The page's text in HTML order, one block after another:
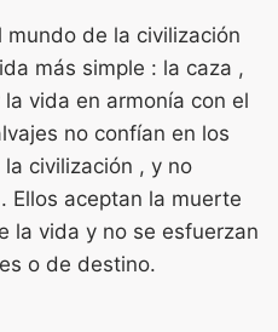
mundo de la civilización
más simple : la caza ,
vida en armonía con el
no confían en los
civilización , y no
Ellos aceptan la muerte
la vida y no se esfuerzan
o de destino.